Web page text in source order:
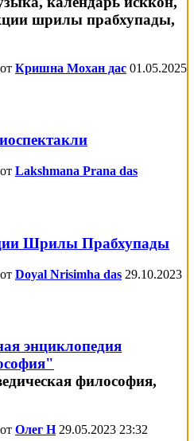
Кришна Мохан дас 01.05.2025
Lakshmana Prana das
Шрилы Прабхупады
Doyal Nrisimha das 29.10.2023
энциклопедия
Олег Н29.05.2023 23:32